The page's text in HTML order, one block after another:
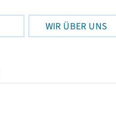
WIR ÜBER UNS